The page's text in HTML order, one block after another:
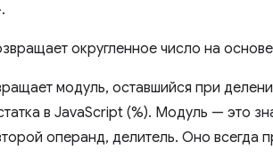
округленное число на
модуль, оставшийся при
в JavaScript (%). Модуль — это
операнд, делитель. Оно всегда